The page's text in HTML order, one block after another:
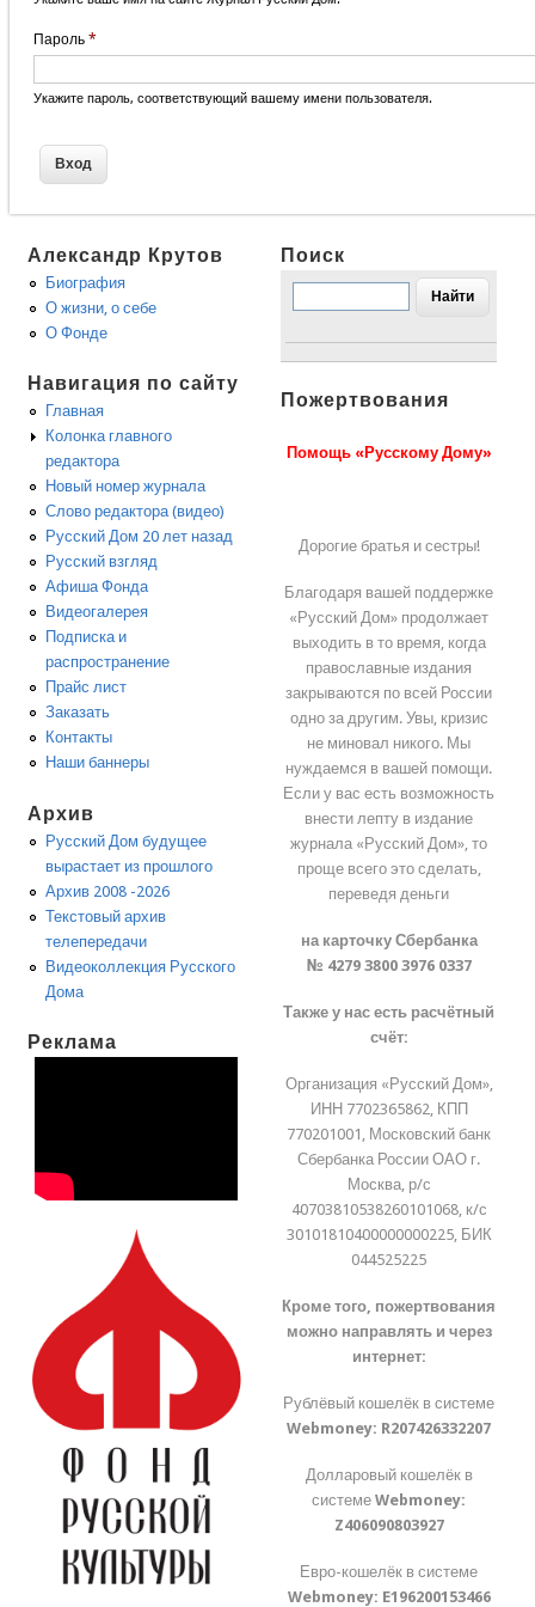
Пароль *
Укажите пароль, соответствующий вашему имени пользователя.
Александр Крутов
Биография
О жизни, о себе
О Фонде
Навигация по сайту
Главная
Колонка главного
редактора
Новый номер журнала
Слово редактора (видео)
Русский Дом 20 лет назад
Русский взгляд
Афиша Фонда
Видеогалерея
Подписка и
распространение
Прайс лист
Заказать
Контакты
Наши баннеры
Архив
Русский Дом будущее
вырастает из прошлого
Архив 2008 -2026
Текстовый архив
телепередачи
Видеоколлекция Русского
Дома
Реклама
Поиск
Пожертвования
Помощь «Русскому Дому»
Дорогие братья и сестры!
Благодаря вашей поддержке
«Русский Дом» продолжает
выходить в то время, когда
православные издания
закрываются по всей России
одно за другим. Увы, кризис
не миновал никого. Мы
нуждаемся в вашей помощи.
Если у вас есть возможность
внести лепту в издание
журнала «Русский Дом», то
проще всего это сделать,
переведя деньги
на карточку Сбербанка
№ 4279 3800 3976 0337
Также у нас есть расчётный
счёт:
Организация «Русский Дом»,
ИНН 7702365862, КПП
770201001, Московский банк
Сбербанка России ОАО г.
Москва, р/с
40703810538260101068, к/с
30101810400000000225, БИК
044525225
Кроме того, пожертвования
можно направлять и через
интернет:
Рублёвый кошелёк в системе
Webmoney: R207426332207
Долларовый кошелёк в
системеWebmoney:
Z406090803927
Евро-кошелёк в системе
Webmoney: E196200153466